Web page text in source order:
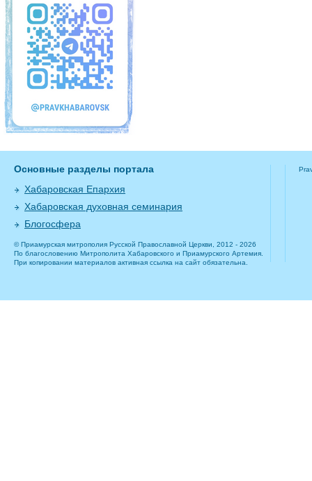
Основные разделы портала
Хабаровская Епархия
Хабаровская духовная семинария
Блогосфера
© Приамурская митрополия Русской Православной Церкви, 2012 - 2026
По благословению Митрополита Хабаровского и Приамурского Артемия.
При копировании материалов активная ссылка на сайт обязательна.